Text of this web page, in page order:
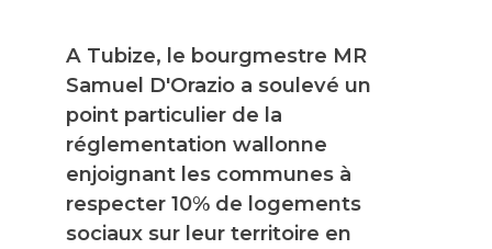
A Tubize, le bourgmestre MR
Samuel D'Orazio a soulevé un
point particulier de la
réglementation wallonne
enjoignant les communes à
respecter 10% de logements
sociaux sur leur territoire en